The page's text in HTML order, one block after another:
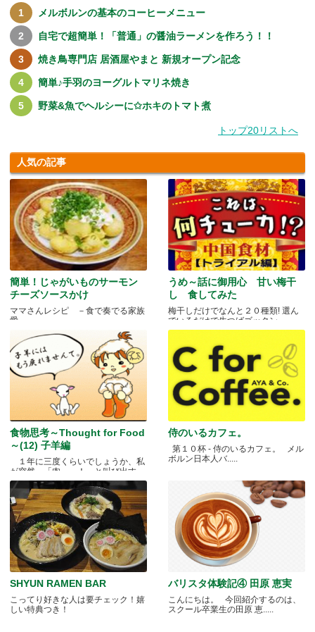
メルボルンの基本のコーヒーメニュー
自宅で超簡単！「普通」の醤油ラーメンを作ろう！！
焼き鳥専門店 居酒屋やまと 新規オープン記念
簡単♪手羽のヨーグルトマリネ焼き
野菜&魚でヘルシーに✩ホキのトマト煮
トップ20リストへ
人気の記事
簡単！じゃがいものサーモン
チーズソースかけ
ママさんレシピ －食で奏でる家族
愛－
うめ～話に御用心 甘い梅干
し 食してみた
梅干しだけでなんと２０種類! 選ん
でいるだけで生つばゴックン。 .....
食物思考～Thought for Food
～(12) 子羊編
１年に三度くらいでしょうか、私
が突然、「肉～っ！」と叫び出す
瞬.....
侍のいるカフェ。
第１０杯 - 侍のいるカフェ。 メル
ボルン日本人バ.....
SHYUN RAMEN BAR
こってり好きな人は要チェック！嬉
しい特典つき！
バリスタ体験記④ 田原 恵実
こんにちは。 今回紹介するのは、
スクール卒業生の田原 恵.....